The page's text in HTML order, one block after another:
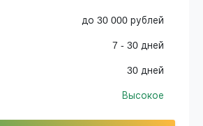
до 30 000 рублей
7 - 30 дней
30 дней
Высокое